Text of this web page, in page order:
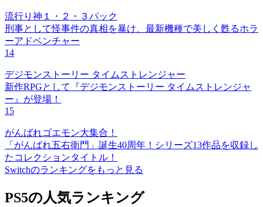
流行り神１・２・３パック
刑事として怪事件の真相を暴け、最新機種で美しく甦るホラ
ーアドベンチャー
14
デジモンストーリー タイムストレンジャー
新作RPGとして『デジモンストーリー タイムストレンジャ
ー』が登場！
15
がんばれゴエモン大集合！
「がんばれ五右衛門」誕生40周年！シリーズ13作品を収録し
たコレクションタイトル！
Switchのランキングをもっと見る
PS5の人気ランキング